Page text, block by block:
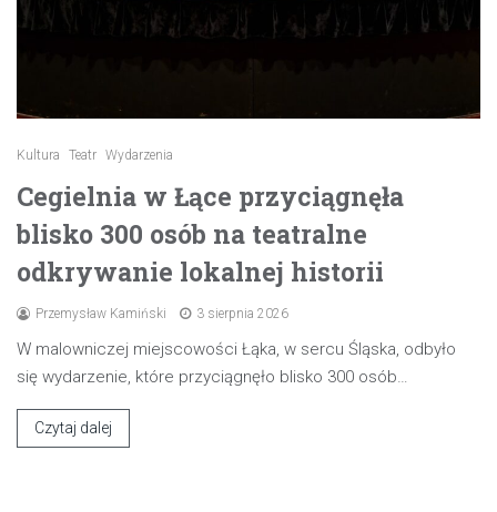
Kultura Teatr Wydarzenia
Cegielnia w Łące przyciągnęła
blisko 300 osób na teatralne
odkrywanie lokalnej historii
Przemysław Kamiński 3 sierpnia 2026
W malowniczej miejscowości Łąka, w sercu Śląska, odbyło
się wydarzenie, które przyciągnęło blisko 300 osób…
Czytaj dalej